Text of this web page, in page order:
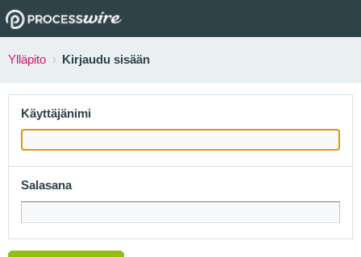
Ylläpito Kirjaudu sisään
Käyttäjänimi
Salasana